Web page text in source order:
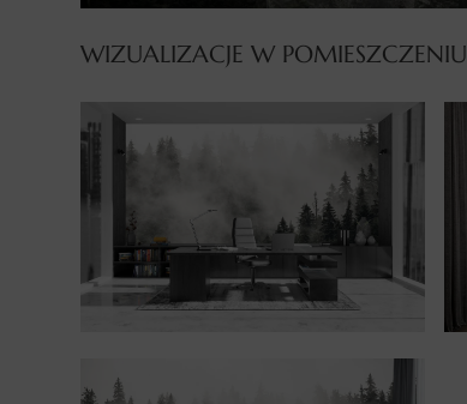
WIZUALIZACJE W POMIESZCZENIU